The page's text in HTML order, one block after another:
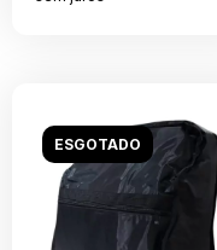
ESGOTADO